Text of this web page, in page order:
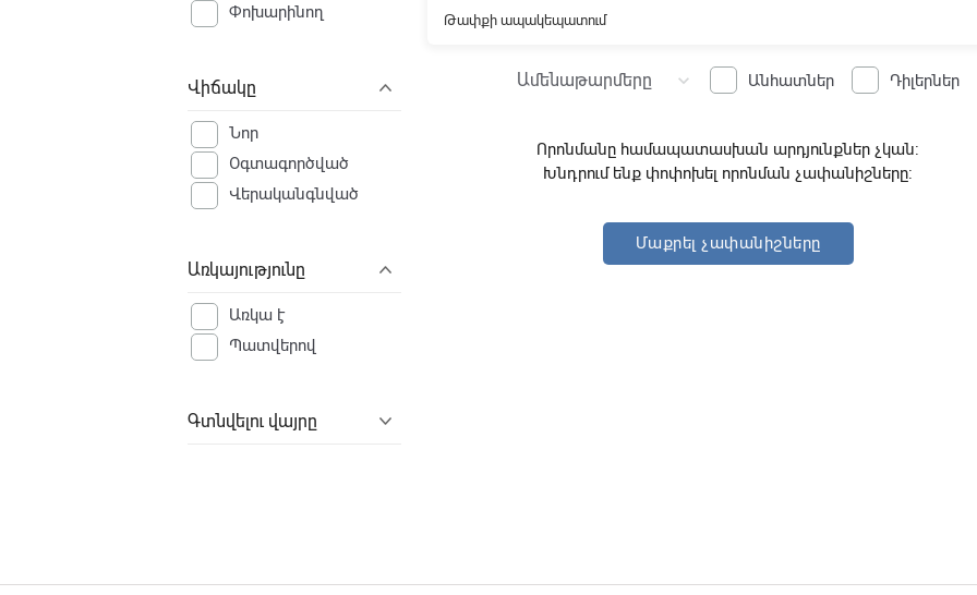
LEXUS
MAZDA (FAW)
MITSUBISHI
NISSAN
Polcar
Sailing
TONGYANG
TOYOTA
Փոխարինող
Վիճակը
Նոր
Օգտագործված
Վերականգնված
Առկայությունը
Առկա է
Պատվերով
Գտնվելու վայրը
Թափքի ապակեպատում
Ամենաթարմերը keyboard_arrow_down Անհատներ Դիլերներ
Որոնմանը համապատասխան արդյունքներ չկան:
Խնդրում ենք փոփոխել որոնման չափանիշները:
Մաքրել չափանիշները